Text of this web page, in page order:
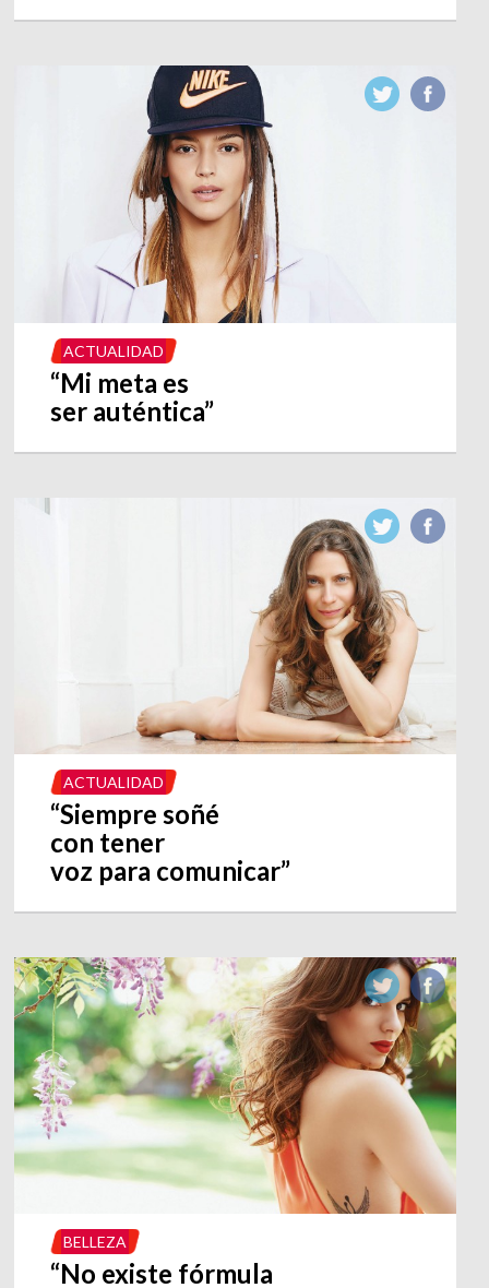
ACTUALIDAD
“Mi meta es
ser auténtica”
ACTUALIDAD
“Siempre soñé
con tener
voz para comunicar”
BELLEZA
“No existe fórmula